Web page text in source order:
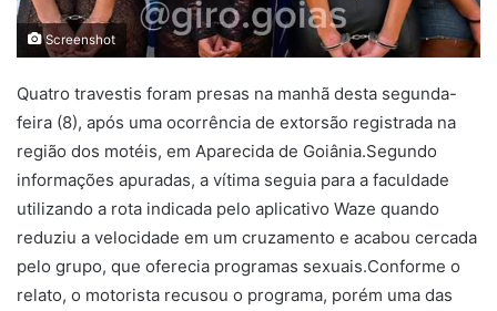
Screenshot
Quatro travestis foram presas na manhã desta segunda-
feira (8), após uma ocorrência de extorsão registrada na
região dos motéis, em Aparecida de Goiânia.Segundo
informações apuradas, a vítima seguia para a faculdade
utilizando a rota indicada pelo aplicativo Waze quando
reduziu a velocidade em um cruzamento e acabou cercada
pelo grupo, que oferecia programas sexuais.Conforme o
relato, o motorista recusou o programa, porém uma das